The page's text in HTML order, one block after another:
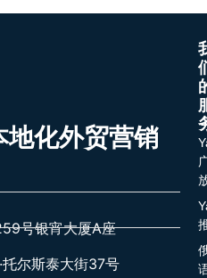
地化外贸营销
号银宵大厦A座
尔斯泰大街37号